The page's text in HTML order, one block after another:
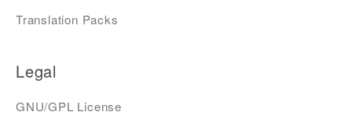
Translation Packs
Legal
GNU/GPL License